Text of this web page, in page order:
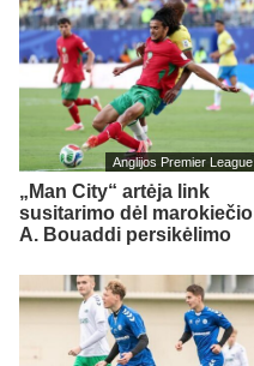
Anglijos Premier League
„Man City“ artėja link
susitarimo dėl marokiečio
A. Bouaddi persikėlimo